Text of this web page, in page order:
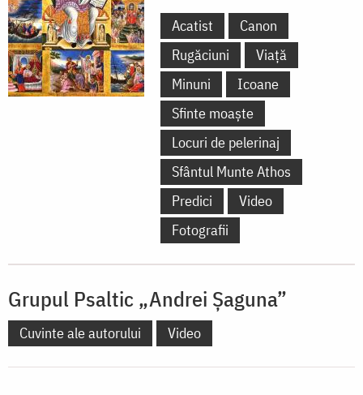
Acatist
Canon
Rugăciuni
Viață
Minuni
Icoane
Sfinte moaște
Locuri de pelerinaj
Sfântul Munte Athos
Predici
Video
Fotografii
Grupul Psaltic „Andrei Șaguna”
Cuvinte ale autorului Video